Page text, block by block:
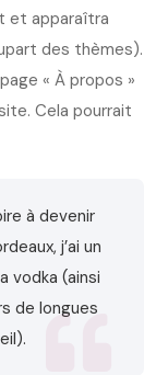
et apparaîtra
des thèmes).
« À propos »
Cela pourrait
à devenir
j’ai un
vodka (ainsi
de longues